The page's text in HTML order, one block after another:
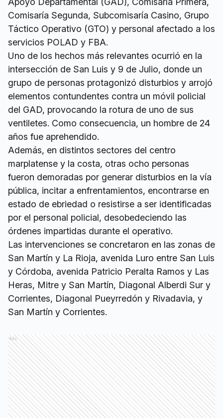
Comisaría Segunda, Subcomisaría Casino, Grupo
Táctico Operativo (GTO) y personal afectado a los
servicios POLAD y FBA.
Uno de los hechos más relevantes ocurrió en la
intersección de San Luis y 9 de Julio, donde un
grupo de personas protagonizó disturbios y arrojó
elementos contundentes contra un móvil policial
del GAD, provocando la rotura de uno de sus
ventiletes. Como consecuencia, un hombre de 24
años fue aprehendido.
Además, en distintos sectores del centro
marplatense y la costa, otras ocho personas
fueron demoradas por generar disturbios en la vía
pública, incitar a enfrentamientos, encontrarse en
estado de ebriedad o resistirse a ser identificadas
por el personal policial, desobedeciendo las
órdenes impartidas durante el operativo.
Las intervenciones se concretaron en las zonas de
San Martín y La Rioja, avenida Luro entre San Luis
y Córdoba, avenida Patricio Peralta Ramos y Las
Heras, Mitre y San Martín, Diagonal Alberdi Sur y
Corrientes, Diagonal Pueyrredón y Rivadavia, y
San Martín y Corrientes.
Ads